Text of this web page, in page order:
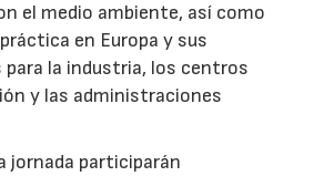
el medio ambiente, así como
en Europa y sus
para la industria, los centros
y las administraciones
jornada participarán